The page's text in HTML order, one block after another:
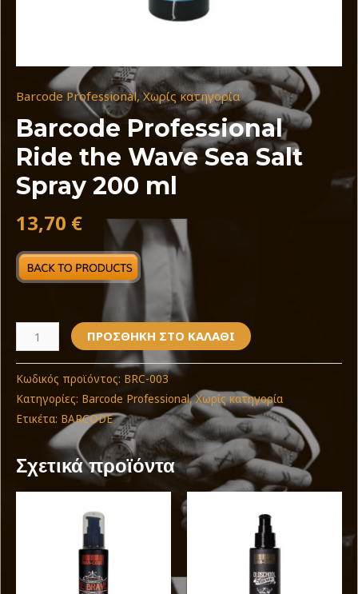
Barcode Professional,Χωρίς κατηγορία
Barcode Professional
Ride the Wave Sea Salt
Spray 200 ml
13,70 €
ΠΡΟΣΘΉΚΗ ΣΤΟ ΚΑΛΆΘΙ
Κωδικός προϊόντος: BRC-003
Κατηγορίες: Barcode Professional,Χωρίς κατηγορία
Ετικέτα: BARCODE
Σχετικά προϊόντα